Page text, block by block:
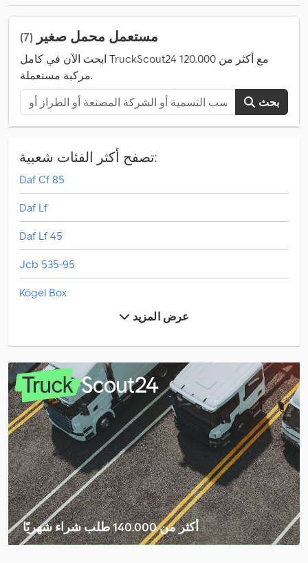
مستعمل محمل صغير (7)
ابحث الآن في كامل TruckScout24 مع أكثر من 120.000
مركبة مستعملة.
بحث
تصفح أكثر الفئات شعبية:
Daf Cf 85
Daf Lf
Daf Lf 45
Jcb 535-95
Kögel Box
Linde H 30
Linde L 10
Linde L 12
Linde L 16
Linde V
Mercedes-Benz Actros
Mercedes-Benz Atego 1500
Mercedes-Benz Sprinter
عرض المزيد
أكثر من 140.000 طلب شراء شهريًا